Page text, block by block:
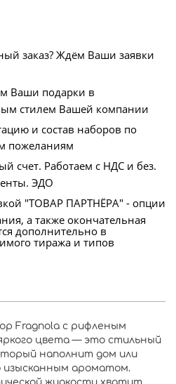
заказ? Ждём Ваши заявки
Ваши подарки в
стилем Вашей компании
и состав наборов по
пожеланиям
счет. Работаем с НДС и без.
ЭДО
"ТОВАР ПАРТНЁРА" - опции
а также окончательная
дополнительно в
тиража и типов
Fragnola с рифленым
цвета — это стильный
наполнит дом или
изысканным ароматом.